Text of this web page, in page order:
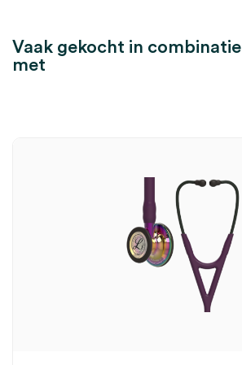
Vaak gekocht in combinatie
met